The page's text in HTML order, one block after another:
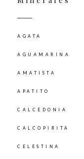
AGATA
AGUAMARINA
AMATISTA
APATITO
CALCEDONIA
CALCOPIRITA
CELESTINA